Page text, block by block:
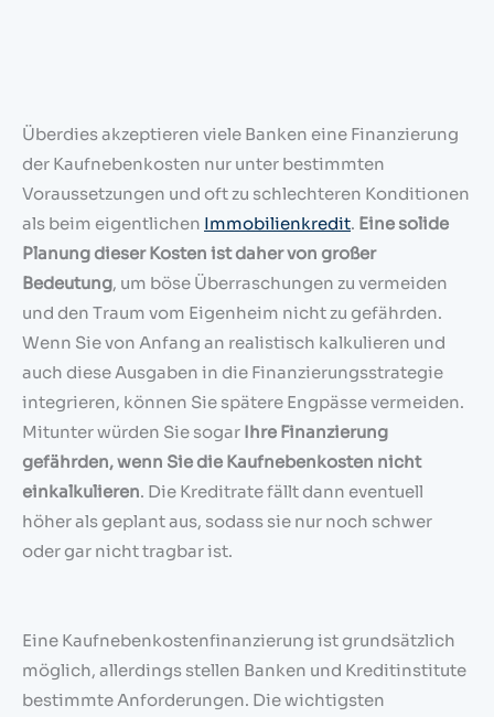
Überdies akzeptieren viele Banken eine Finanzierung
der Kaufnebenkosten nur unter bestimmten
Voraussetzungen und oft zu schlechteren Konditionen
als beim eigentlichen Immobilienkredit. Eine solide
Planung dieser Kosten ist daher von großer
Bedeutung, um böse Überraschungen zu vermeiden
und den Traum vom Eigenheim nicht zu gefährden.
Wenn Sie von Anfang an realistisch kalkulieren und
auch diese Ausgaben in die Finanzierungsstrategie
integrieren, können Sie spätere Engpässe vermeiden.
Mitunter würden Sie sogar Ihre Finanzierung
gefährden, wenn Sie die Kaufnebenkosten nicht
einkalkulieren. Die Kreditrate fällt dann eventuell
höher als geplant aus, sodass sie nur noch schwer
oder gar nicht tragbar ist.
Eine Kaufnebenkostenfinanzierung ist grundsätzlich
möglich, allerdings stellen Banken und Kreditinstitute
bestimmte Anforderungen. Die wichtigsten